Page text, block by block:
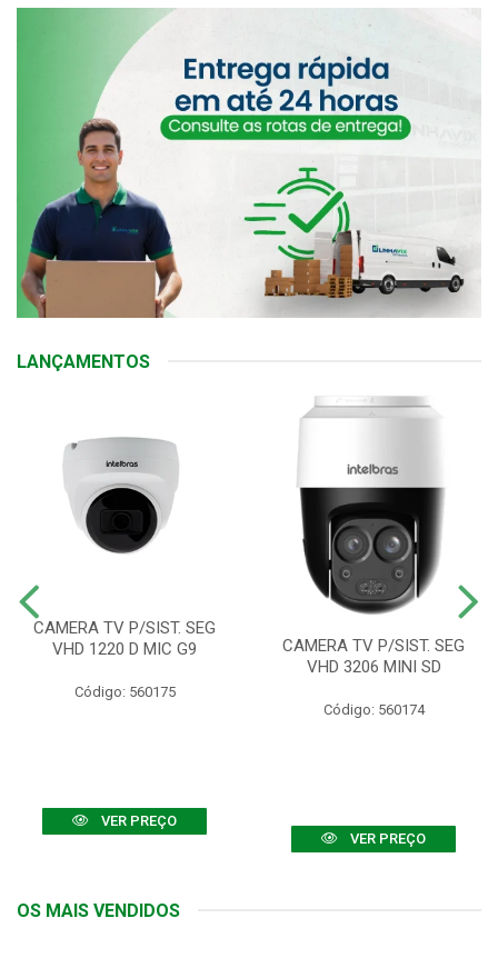
LANÇAMENTOS
CAMERA TV P/SIST. SEG
VHD 1220 D MIC G9
Código: 560175
VER PREÇO
CAMERA TV P/SIST. SEG
VHD 3206 MINI SD
Código: 560174
VER PREÇO
OS MAIS VENDIDOS